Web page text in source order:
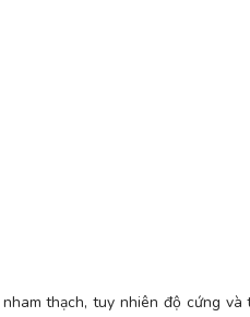
thạch, tuy nhiên độ cứng và